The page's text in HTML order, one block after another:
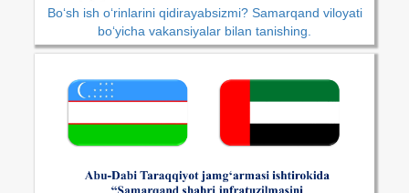
Bo‘sh ish o‘rinlarini qidirayabsizmi? Samarqand viloyati
bo‘yicha vakansiyalar bilan tanishing.